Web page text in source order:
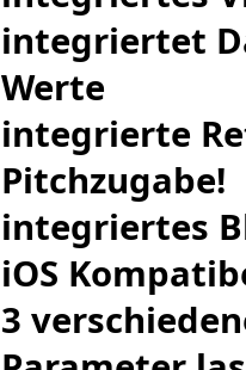
integriertet
Werte
integrierte
Pitchzugabe!
integriertes
iOS
3